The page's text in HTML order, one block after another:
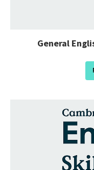
General